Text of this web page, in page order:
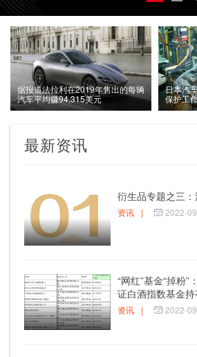
据报道法拉利在2019年售出的每辆
汽车平均赚94,315美元
日本汽
保护工
最新资讯
衍生品专题之三
资讯 | 2022-
“网红”基金“掉粉
证白酒指数基金
资讯 | 2022-